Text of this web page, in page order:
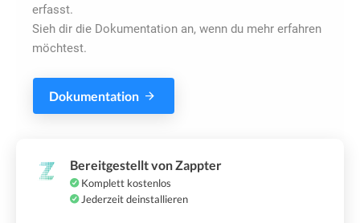
erfasst.
Sieh dir die Dokumentation an, wenn du mehr erfahren
möchtest.
Dokumentation
Bereitgestellt von Zappter
Komplett kostenlos
Jederzeit deinstallieren